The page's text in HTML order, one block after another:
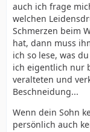
auch ich frage
welchen
Schmerzen beim
hat, dann muss
ich so lese, was
ich eigentlich nur
veralteten und
Beschneidung...
Wenn dein Sohn
persönlich auch